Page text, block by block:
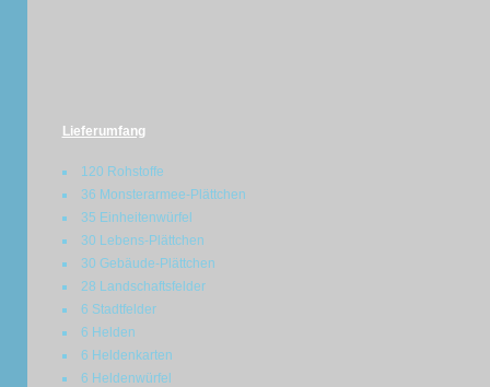
Lieferumfang
120 Rohstoffe
36 Monsterarmee-Plättchen
35 Einheitenwürfel
30 Lebens-Plättchen
30 Gebäude-Plättchen
28 Landschaftsfelder
6 Stadtfelder
6 Helden
6 Heldenkarten
6 Heldenwürfel